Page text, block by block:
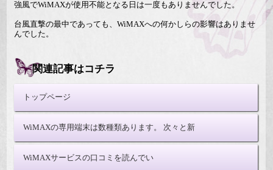
強風でWiMAXが使用不能となる日は一度もありませんでした。
台風直撃の最中であっても、WiMAXへの何かしらの影響はありませ
んでした。
関連記事はコチラ
トップページ
WiMAXの専用端末は数種類あります。 次々と新
WiMAXサービスの口コミを読んでい